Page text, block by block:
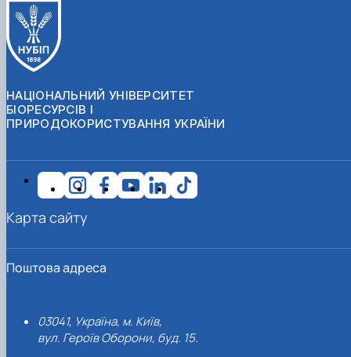
НАЦІОНАЛЬНИЙ УНІВЕРСИТЕТ
БІОРЕСУРСІВ І
ПРИРОДОКОРИСТУВАННЯ УКРАЇНИ
Поштова адреса
03041, Україна, м. Київ,
вул. Героїв Оборони, буд. 15.
Карта сайту